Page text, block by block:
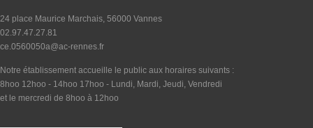
24 place Maurice Marchais, 56000 Vannes
02.97.47.27.81
ce.0560050a@ac-rennes.fr
Notre établissement accueille le public aux horaires suivants :
8hoo 12hoo - 14hoo 17hoo - Lundi, Mardi, Jeudi, Vendredi
et le mercredi de 8hoo à 12hoo